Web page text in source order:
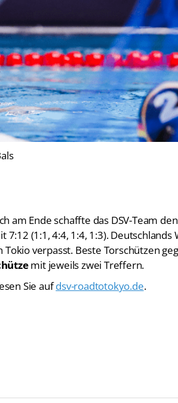
am Ende schaffte das DSV-Team
(1:1, 4:4, 1:4, 1:3). Deutschlands
verpasst. Beste Torschützen
mit jeweils zwei Treffern.
Sie aufdsv-roadtotokyo.de.
Schwimmen
Wasserspringen
Wasserball
Masterssport